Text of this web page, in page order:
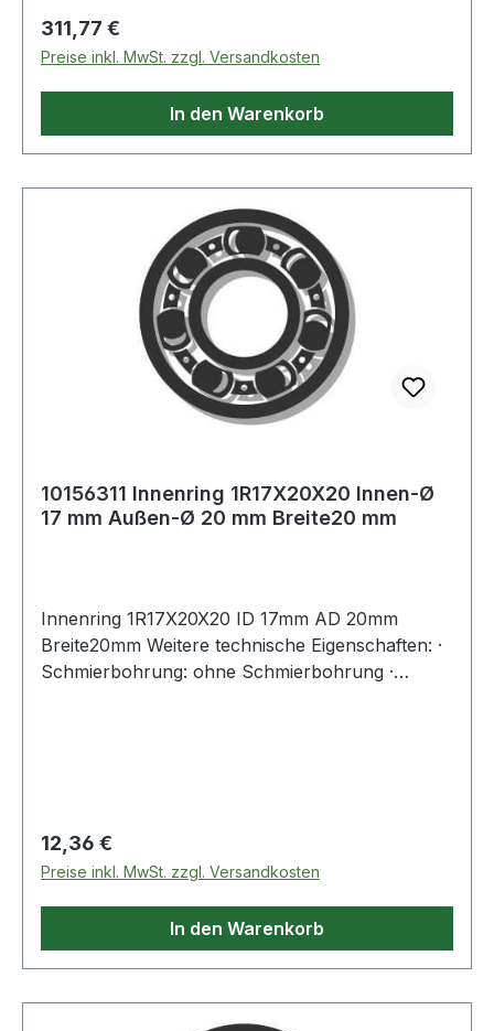
Regulärer Preis:
311,77 €
Preise inkl. MwSt. zzgl. Versandkosten
In den Warenkorb
10156311 Innenring 1R17X20X20 Innen-Ø
17 mm Außen-Ø 20 mm Breite20 mm
Innenring 1R17X20X20 ID 17mm AD 20mm
Breite20mm Weitere technische Eigenschaften: ·
Schmierbohrung: ohne Schmierbohrung ·
Regulärer Preis:
12,36 €
Preise inkl. MwSt. zzgl. Versandkosten
In den Warenkorb